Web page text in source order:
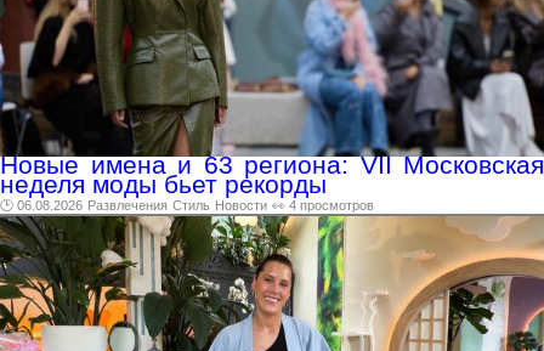
Новые имена и 63 региона: VII Московская
неделя моды бьет рекорды
🕑 06.08.2026 Развлечения Стиль Новости 👀 4 просмотров